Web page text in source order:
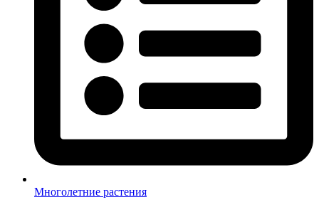
Многолетние растения